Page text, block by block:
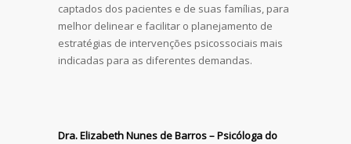
captados dos pacientes e de suas famílias, para
melhor delinear e facilitar o planejamento de
estratégias de intervenções psicossociais mais
indicadas para as diferentes demandas.
Dra. Elizabeth Nunes de Barros – Psicóloga do